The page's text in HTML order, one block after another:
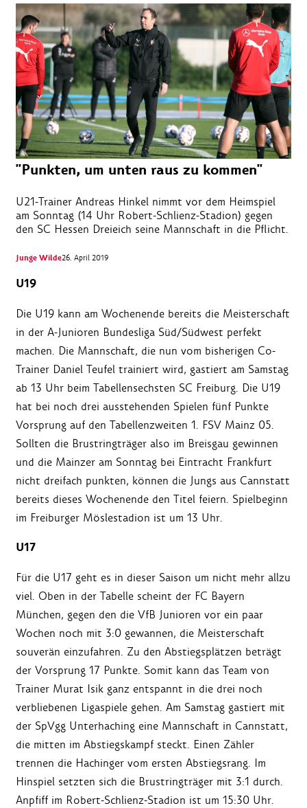
"Punkten, um unten raus zu kommen"
U21-Trainer Andreas Hinkel nimmt vor dem Heimspiel
am Sonntag (14 Uhr Robert-Schlienz-Stadion) gegen
den SC Hessen Dreieich seine Mannschaft in die Pflicht.
Junge Wilde26. April 2019
U19
Die U19 kann am Wochenende bereits die Meisterschaft
in der A-Junioren Bundesliga Süd/Südwest perfekt
machen. Die Mannschaft, die nun vom bisherigen Co-
Trainer Daniel Teufel trainiert wird, gastiert am Samstag
ab 13 Uhr beim Tabellensechsten SC Freiburg. Die U19
hat bei noch drei ausstehenden Spielen fünf Punkte
Vorsprung auf den Tabellenzweiten 1. FSV Mainz 05.
Sollten die Brustringträger also im Breisgau gewinnen
und die Mainzer am Sonntag bei Eintracht Frankfurt
nicht dreifach punkten, können die Jungs aus Cannstatt
bereits dieses Wochenende den Titel feiern. Spielbeginn
im Freiburger Möslestadion ist um 13 Uhr.
U17
Für die U17 geht es in dieser Saison um nicht mehr allzu
viel. Oben in der Tabelle scheint der FC Bayern
München, gegen den die VfB Junioren vor ein paar
Wochen noch mit 3:0 gewannen, die Meisterschaft
souverän einzufahren. Zu den Abstiegsplätzen beträgt
der Vorsprung 17 Punkte. Somit kann das Team von
Trainer Murat Isik ganz entspannt in die drei noch
verbliebenen Ligaspiele gehen. Am Samstag gastiert mit
der SpVgg Unterhaching eine Mannschaft in Cannstatt,
die mitten im Abstiegskampf steckt. Einen Zähler
trennen die Hachinger vom ersten Abstiegsrang. Im
Hinspiel setzten sich die Brustringträger mit 3:1 durch.
Anpfiff im Robert-Schlienz-Stadion ist um 15:30 Uhr.